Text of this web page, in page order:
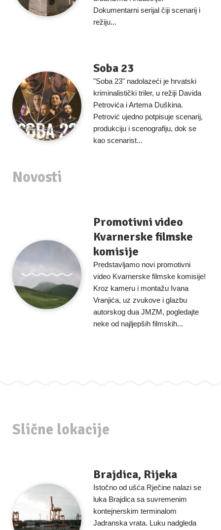
Dokumentarni serijal čiji scenarij i
režiju...
Soba 23
"Soba 23" nadolazeći je hrvatski
kriminalistički triler, u režiji Davida
Petrovića i Artema Duškina.
Petrović ujedno potpisuje scenarij,
produkciju i scenografiju, dok se
kao scenarist...
Novosti
Promotivni video
Kvarnerske filmske
komisije
Predstavljamo novi promotivni
video Kvarnerske filmske komisije!
Kroz kameru i montažu Ivana
Vranjića, uz zvukove i glazbu
autorskog dua JMZM, pogledajte
neke od najljepših filmskih...
Slične lokacije
Brajdica, Rijeka
Istočno od ušća Rječine nalazi se
luka Brajdica sa suvremenim
kontejnerskim terminalom
Jadranska vrata. Luku nadgleda